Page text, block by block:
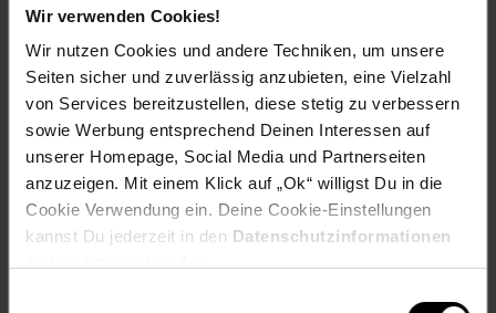
Wir verwenden Cookies!
Wir nutzen Cookies und andere Techniken, um unsere
Seiten sicher und zuverlässig anzubieten, eine Vielzahl
von Services bereitzustellen, diese stetig zu verbessern
sowie Werbung entsprechend Deinen Interessen auf
unserer Homepage, Social Media und Partnerseiten
anzuzeigen. Mit einem Klick auf „Ok“ willigst Du in die
Cookie Verwendung ein. Deine Cookie-Einstellungen
kannst Du jederzeit in den Datenschutzinformationen
Standort und Pflege
Standortempfehlung: Sonnig, windgeschützt
Pflegeaufwand: Mittel
Lichtbedarf: Sonnig-Halbschattig
Rückschnitt: Rückschnitt im Frühjahr
Schnittverträglichkeit: Gut
Bodenansprüche: humos und gut durchlässig
Nährstoffgehalt: Mittel
Frosthärte: bis -5 °C